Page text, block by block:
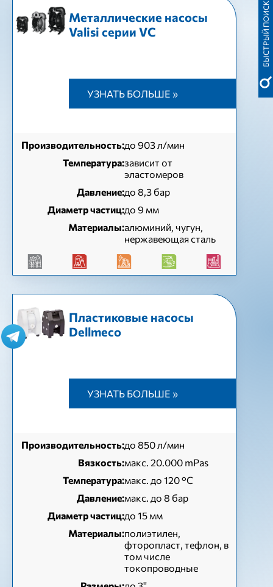
Металлические насосы
Valisi серии VC
УЗНАТЬ БОЛЬШЕ »
Производительность:до 903 л/мин
Температура:зависит от
эластомеров
Давление:до 8,3 бар
Диаметр частиц:до 9 мм
Материалы:алюминий, чугун,
нержавеющая сталь
Пластиковые насосы
Dellmeco
УЗНАТЬ БОЛЬШЕ »
Производительность:до 850 л/мин
Вязкость:макс. 20.000 mPas
Температура:макс. до 120 °С
Давление:макс. до 8 бар
Диаметр частиц:до 15 мм
Материалы:полиэтилен,
фторопласт, тефлон, в
том числе
токопроводные
БЫСТРЫЙ ПОИСК